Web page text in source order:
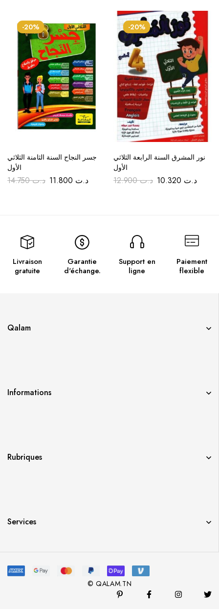
-20%
جسر النجاح السنة الثامنة الثلاثي
الأول
د.ت14.750 د.ت
-20%
نور المشرق السنة الرابعة الثلاثي
الأول
د.ت12.900 د.ت
Livraison
gratuite
Garantie
d'échange.
Support en
ligne
Paiement
flexible
Qalam
Informations
Rubriques
Services
© QALAM.TN